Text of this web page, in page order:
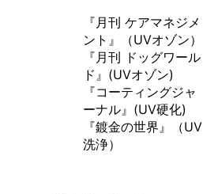
『月刊 ケアマネジメ
ント』（UVオゾン）
『月刊 ドッグワール
ド』(UVオゾン)
『コーティングジャ
ーナル』(UV硬化)
『鍍金の世界』（UV
洗浄）